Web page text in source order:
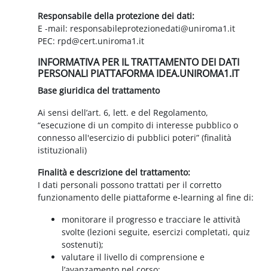
Responsabile della protezione dei dati:
E -mail: responsabileprotezionedati@uniroma1.it
PEC: rpd@cert.uniroma1.it
INFORMATIVA PER IL TRATTAMENTO DEI DATI
PERSONALI PIATTAFORMA IDEA.UNIROMA1.IT
Base giuridica del trattamento
Ai sensi dell’art. 6, lett. e del Regolamento,
“esecuzione di un compito di interesse pubblico o
connesso all'esercizio di pubblici poteri” (finalità
istituzionali)
Finalità e descrizione del trattamento:
I dati personali possono trattati per il corretto
funzionamento delle piattaforme e-learning al fine di:
monitorare il progresso e tracciare le attività
svolte (lezioni seguite, esercizi completati, quiz
sostenuti);
valutare il livello di comprensione e